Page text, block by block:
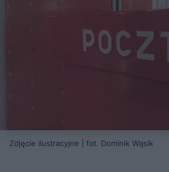
Zdjęcie ilustracyjne | fot. Dominik Wąsik